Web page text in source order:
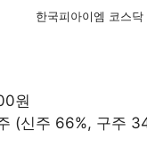
한국피아이엠 코스닥
원
(신주 66%, 구주